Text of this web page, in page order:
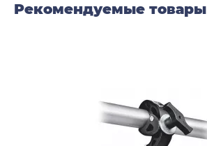
Рекомендуемые товары